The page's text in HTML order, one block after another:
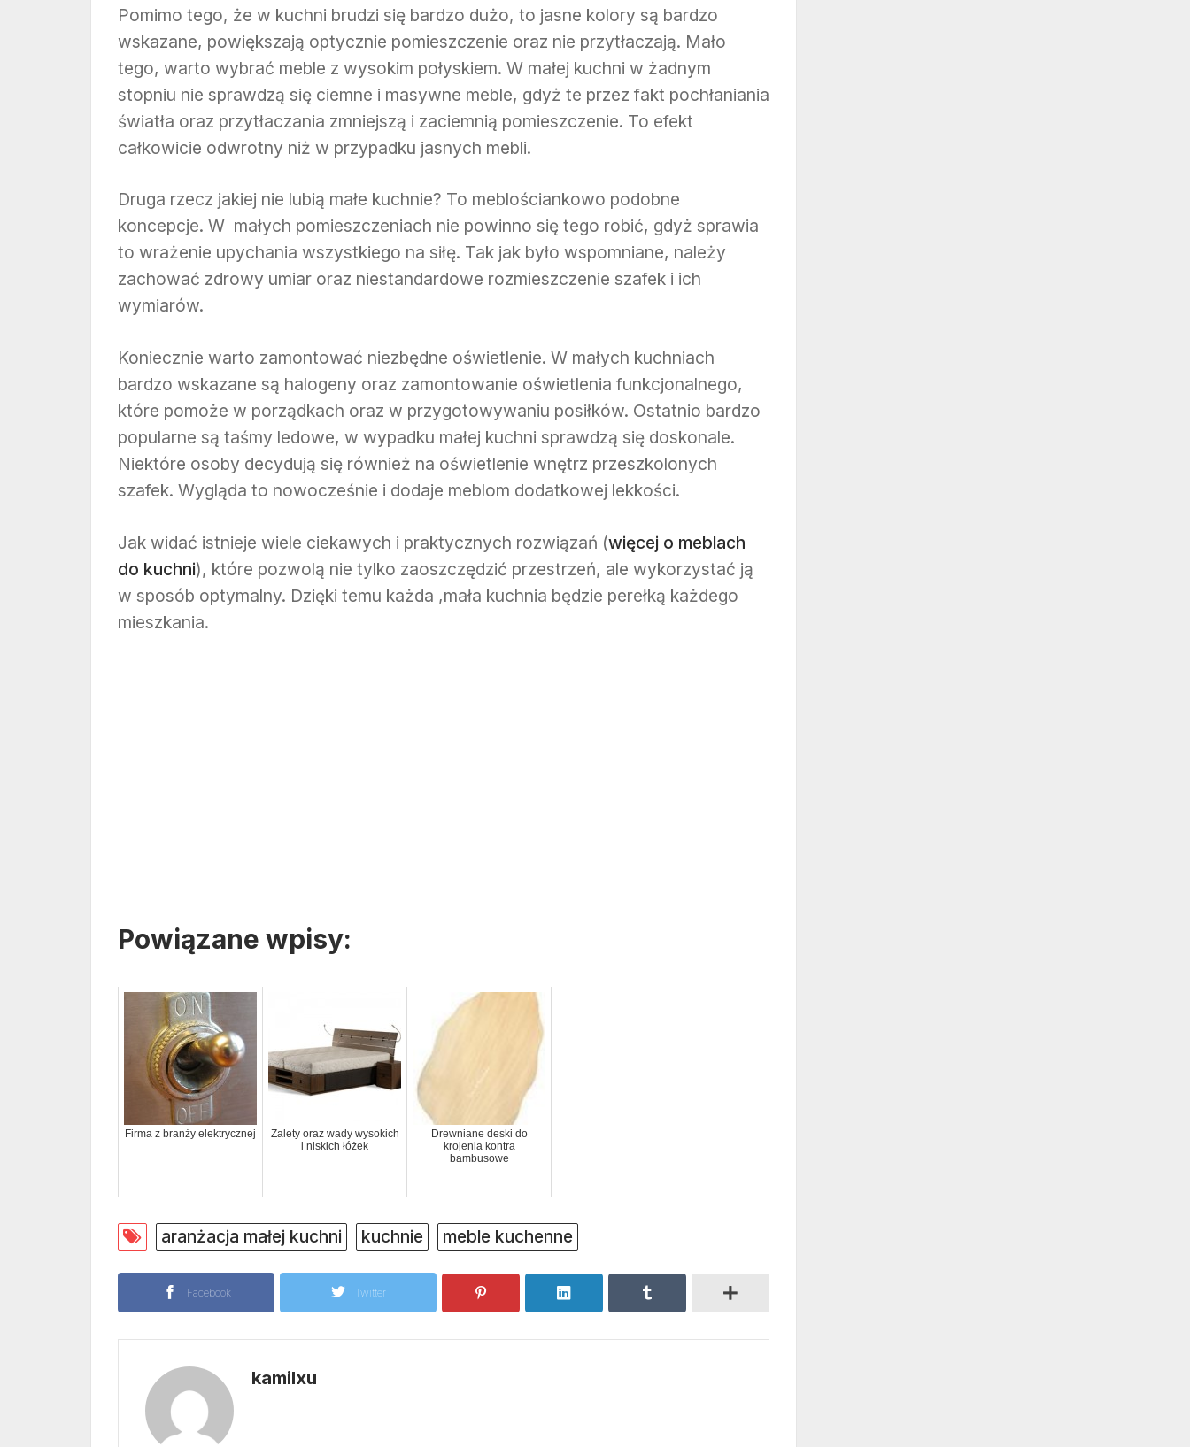
Pomimo tego, że w kuchni brudzi się bardzo dużo, to jasne kolory są bardzo
wskazane, powiększają optycznie pomieszczenie oraz nie przytłaczają. Mało
tego, warto wybrać meble z wysokim połyskiem. W małej kuchni w żadnym
stopniu nie sprawdzą się ciemne i masywne meble, gdyż te przez fakt pochłaniania
światła oraz przytłaczania zmniejszą i zaciemnią pomieszczenie. To efekt
całkowicie odwrotny niż w przypadku jasnych mebli.
Druga rzecz jakiej nie lubią małe kuchnie? To meblościankowo podobne
koncepcje. W małych pomieszczeniach nie powinno się tego robić, gdyż sprawia
to wrażenie upychania wszystkiego na siłę. Tak jak było wspomniane, należy
zachować zdrowy umiar oraz niestandardowe rozmieszczenie szafek i ich
wymiarów.
Koniecznie warto zamontować niezbędne oświetlenie. W małych kuchniach
bardzo wskazane są halogeny oraz zamontowanie oświetlenia funkcjonalnego,
które pomoże w porządkach oraz w przygotowywaniu posiłków. Ostatnio bardzo
popularne są taśmy ledowe, w wypadku małej kuchni sprawdzą się doskonale.
Niektóre osoby decydują się również na oświetlenie wnętrz przeszkolonych
szafek. Wygląda to nowocześnie i dodaje meblom dodatkowej lekkości.
Jak widać istnieje wiele ciekawych i praktycznych rozwiązań (więcej o meblach
do kuchni), które pozwolą nie tylko zaoszczędzić przestrzeń, ale wykorzystać ją
w sposób optymalny. Dzięki temu każda ,mała kuchnia będzie perełką każdego
mieszkania.
Powiązane wpisy:
Firma z branży elektrycznej
Zalety oraz wady wysokich
i niskich łóżek
Drewniane deski do
krojenia kontra
bambusowe
aranżacja małej kuchni kuchnie meble kuchenne
Facebook Twitter
kamilxu